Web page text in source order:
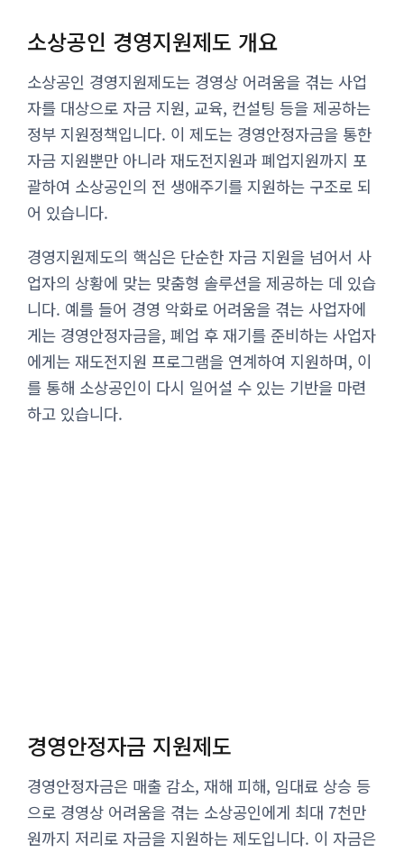
소상공인 경영지원제도 개요
소상공인 경영지원제도는 경영상 어려움을 겪는 사업
자를 대상으로 자금 지원, 교육, 컨설팅 등을 제공하는
정부 지원정책입니다. 이 제도는 경영안정자금을 통한
자금 지원뿐만 아니라 재도전지원과 폐업지원까지 포
괄하여 소상공인의 전 생애주기를 지원하는 구조로 되
어 있습니다.
경영지원제도의 핵심은 단순한 자금 지원을 넘어서 사
업자의 상황에 맞는 맞춤형 솔루션을 제공하는 데 있습
니다. 예를 들어 경영 악화로 어려움을 겪는 사업자에
게는 경영안정자금을, 폐업 후 재기를 준비하는 사업자
에게는 재도전지원 프로그램을 연계하여 지원하며, 이
를 통해 소상공인이 다시 일어설 수 있는 기반을 마련
하고 있습니다.
경영안정자금 지원제도
경영안정자금은 매출 감소, 재해 피해, 임대료 상승 등
으로 경영상 어려움을 겪는 소상공인에게 최대 7천만
원까지 저리로 자금을 지원하는 제도입니다. 이 자금은